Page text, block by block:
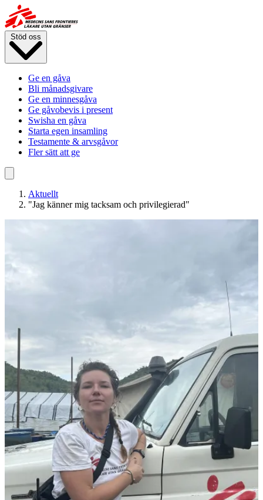
Hoppa
till
huvudinnehåll
Stöd oss
Ge en gåva
Bli månadsgivare
Ge en minnesgåva
Ge gåvobevis i present
Swisha en gåva
Starta egen insamling
Testamente & arvsgåvor
Fler sätt att ge
Aktuellt
"Jag känner mig tacksam och privilegierad"